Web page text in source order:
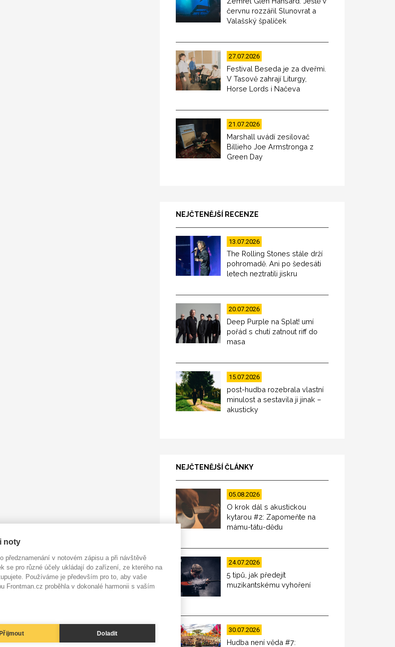
červnu rozzářil Slunovrat a
Valašský špalíček
27.07.2026
Festival Beseda je za dveřmi.
V Tasově zahrají Liturgy,
Horse Lords i Načeva
21.07.2026
Marshall uvádí zesilovač
Billieho Joe Armstronga z
Green Day
NEJČTENĚJŠÍ RECENZE
13.07.2026
The Rolling Stones stále drží
pohromadě. Ani po šedesáti
letech neztratili jiskru
20.07.2026
Deep Purple na Splat! umí
pořád s chutí zatnout riff do
masa
15.07.2026
post-hudba rozebrala vlastní
minulost a sestavila ji jinak –
akusticky
NEJČTENĚJŠÍ ČLÁNKY
05.08.2026
O krok dál s akustickou
kytarou #2: Zapomeňte na
mámu-tátu-dědu
24.07.2026
5 tipů, jak předejít
muzikantskému vyhoření
30.07.2026
Hudba není věda #7:
noty
předznamenání v notovém zápisu a při návštěvě
se pro různé účely ukládají do zařízení, ze kterého na
Používáme je především pro to, aby vaše
Frontman.cz proběhla v dokonalé harmonii s vaším
Doladit